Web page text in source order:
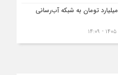
تزریق ۱۴۰ میلیارد تومان به شبکه آب‌رسانی